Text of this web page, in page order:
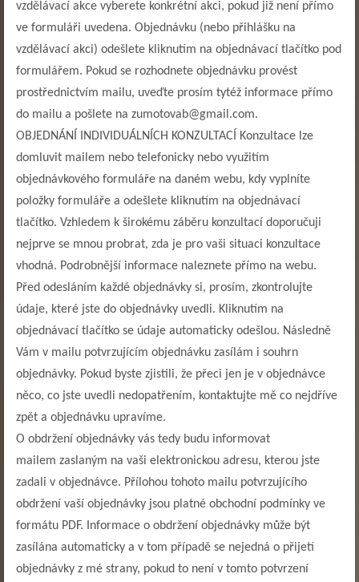
vzdělávací akce vyberete konkrétní akci, pokud již není přímo
ve formuláři uvedena. Objednávku (nebo přihlášku na
vzdělávací akci) odešlete kliknutím na objednávací tlačítko pod
formulářem. Pokud se rozhodnete objednávku provést
prostřednictvím mailu, uveďte prosím tytéž informace přímo
do mailu a pošlete na zumotovab@gmail.com.
OBJEDNÁNÍ INDIVIDUÁLNÍCH KONZULTACÍ Konzultace lze
domluvit mailem nebo telefonicky nebo využitím
objednávkového formuláře na daném webu, kdy vyplníte
položky formuláře a odešlete kliknutím na objednávací
tlačítko. Vzhledem k širokému záběru konzultací doporučuji
nejprve se mnou probrat, zda je pro vaši situaci konzultace
vhodná. Podrobnější informace naleznete přímo na webu.
Před odesláním každé objednávky si, prosím, zkontrolujte
údaje, které jste do objednávky uvedli. Kliknutím na
objednávací tlačítko se údaje automaticky odešlou. Následně
Vám v mailu potvrzujícím objednávku zasílám i souhrn
objednávky. Pokud byste zjistili, že přeci jen je v objednávce
něco, co jste uvedli nedopatřením, kontaktujte mě co nejdříve
zpět a objednávku upravíme.
O obdržení objednávky vás tedy budu informovat
mailem zaslaným na vaši elektronickou adresu, kterou jste
zadali v objednávce. Přílohou tohoto mailu potvrzujícího
obdržení vaší objednávky jsou platné obchodní podmínky ve
formátu PDF. Informace o obdržení objednávky může být
zasílána automaticky a v tom případě se nejedná o přijetí
objednávky z mé strany, pokud to není v tomto potvrzení